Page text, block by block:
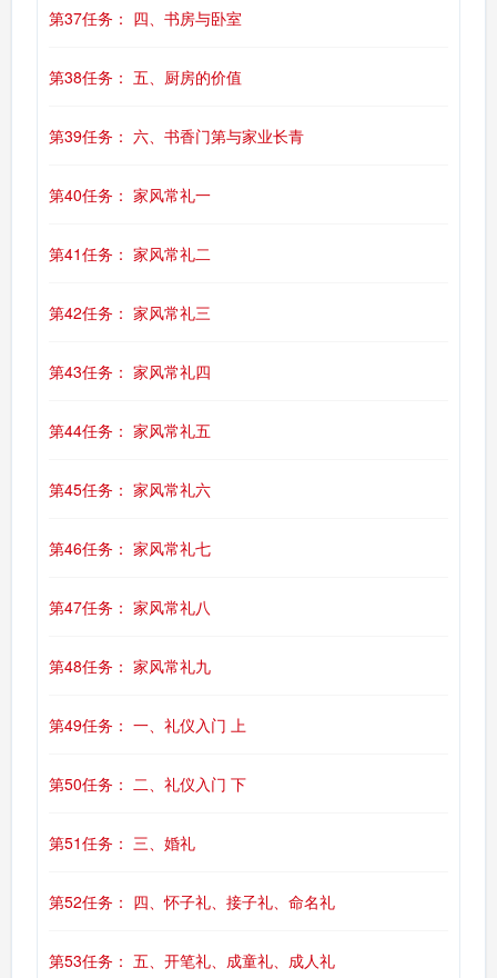
第37任务： 四、书房与卧室
第38任务： 五、厨房的价值
第39任务： 六、书香门第与家业长青
第40任务： 家风常礼一
第41任务： 家风常礼二
第42任务： 家风常礼三
第43任务： 家风常礼四
第44任务： 家风常礼五
第45任务： 家风常礼六
第46任务： 家风常礼七
第47任务： 家风常礼八
第48任务： 家风常礼九
第49任务： 一、礼仪入门 上
第50任务： 二、礼仪入门 下
第51任务： 三、婚礼
第52任务： 四、怀子礼、接子礼、命名礼
第53任务： 五、开笔礼、成童礼、成人礼